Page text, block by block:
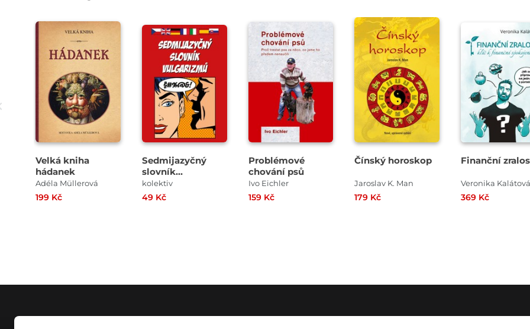
Velká kniha
hádanek
Adéla Müllerová
199 Kč
Sedmijazyčný
slovník
vulgarismů
kolektiv
49 Kč
Problémové
chování psů
Ivo Eichler
159 Kč
Čínský horoskop
Jaroslav K. Man
179 Kč
Finanční
Veronika
369 Kč